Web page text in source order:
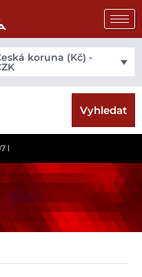
koruna (Kč) -
Vyhledat
l